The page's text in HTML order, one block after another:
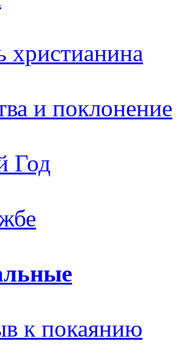
христианина
и поклонение
Год
к покаянию